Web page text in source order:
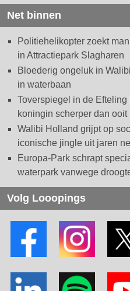
Net binnen
Politiehelikopter zoekt
in Attractiepark Slagharen
Bloederig ongeluk in
in waterbaan
Toverspiegel in de
koningin scherper dan ooit
Walibi Holland grijpt op
iconische jingle uit jaren
Europa-Park schrapt
waterpark vanwege
Volg Looopings